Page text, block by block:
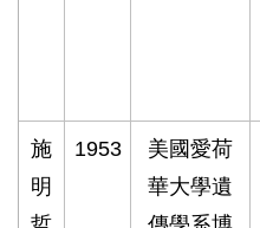
施
明
1953
美國愛荷
華大學遺